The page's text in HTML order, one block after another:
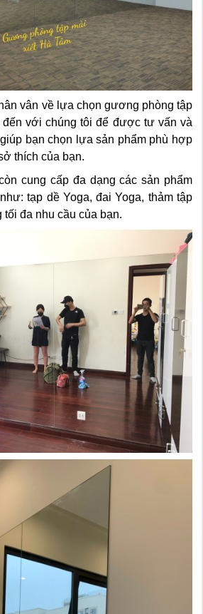
vân về lựa chọn gương phòng tập
với chúng tôi để được tư vấn và
bạn chọn lựa sản phẩm phù hợp
thích của bạn.
cung cấp đa dạng các sản phẩm
tạp dề Yoga, đai Yoga, thảm tập
tối đa nhu cầu của bạn.